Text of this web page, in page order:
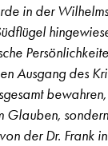
in der
Ausgang des
Glauben,
der Dr. Frank